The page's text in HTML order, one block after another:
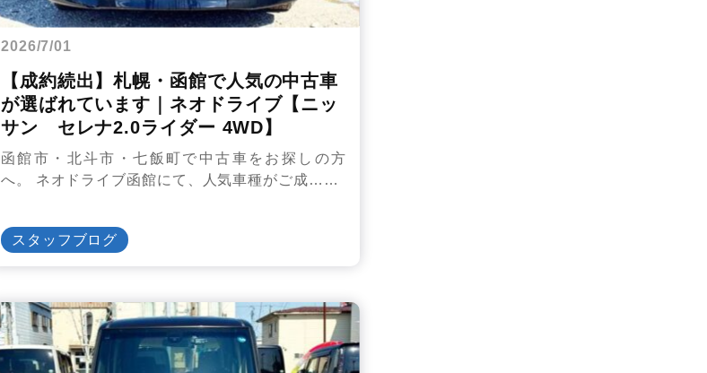
2026/7/01
【成約続出】札幌・函館で人気の中古車
が選ばれています｜ネオドライブ【ニッ
サン セレナ2.0ライダー 4WD】
函館市・北斗市・七飯町で中古車をお探しの方
へ。 ネオドライブ函館にて、人気車種がご成……
スタッフブログ